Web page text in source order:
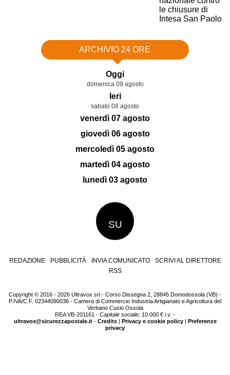
ARCHIVIO 24 ORE
Oggi
domenica 09 agosto
Ieri
sabato 08 agosto
venerdì 07 agosto
giovedì 06 agosto
mercoledì 05 agosto
martedì 04 agosto
lunedì 03 agosto
SU
REDAZIONE PUBBLICITÀ INVIA COMUNICATO
SCRIVI AL DIRETTORE
RSS
Copyright © 2016 - 2026 Ultravox srl - Corso Dissegna 2, 28845 Domodossola (VB) -
P.IVA/C.F. 02344090036 - Camera di Commercio Industria Artigianato e Agricoltura del
Verbano Cusio Ossola
REA VB-201161 - Capitale sociale: 10.000 € i.v. -
ultravox@sicurezzapostale.it- Credits| Privacy e cookie policy| Preferenze
privacy